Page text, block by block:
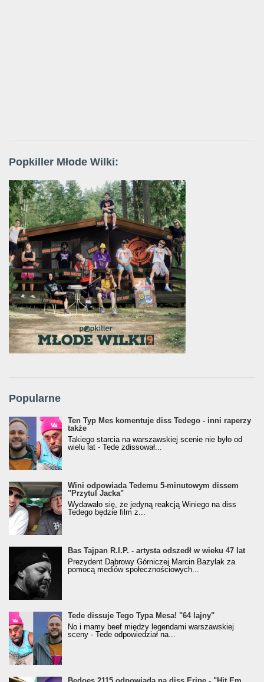
Popkiller Młode Wilki:
Popularne
Ten Typ Mes komentuje diss Tedego - inni raperzy
także
Takiego starcia na warszawskiej scenie nie było od
wielu lat - Tede zdissował...
Wini odpowiada Tedemu 5-minutowym dissem
"Przytul Jacka"
Wydawało się, że jedyną reakcją Winiego na diss
Tedego będzie film z...
Bas Tajpan R.I.P. - artysta odszedł w wieku 47 lat
Prezydent Dąbrowy Górniczej Marcin Bazylak za
pomocą mediów społecznościowych...
Tede dissuje Tego Typa Mesa! "64 lajny"
No i mamy beef między legendami warszawskiej
sceny - Tede odpowiedział na...